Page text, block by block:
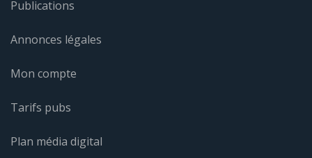
Publications
Annonces légales
Mon compte
Tarifs pubs
Plan média digital